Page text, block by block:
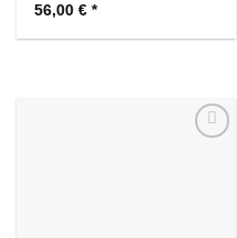
56,00€